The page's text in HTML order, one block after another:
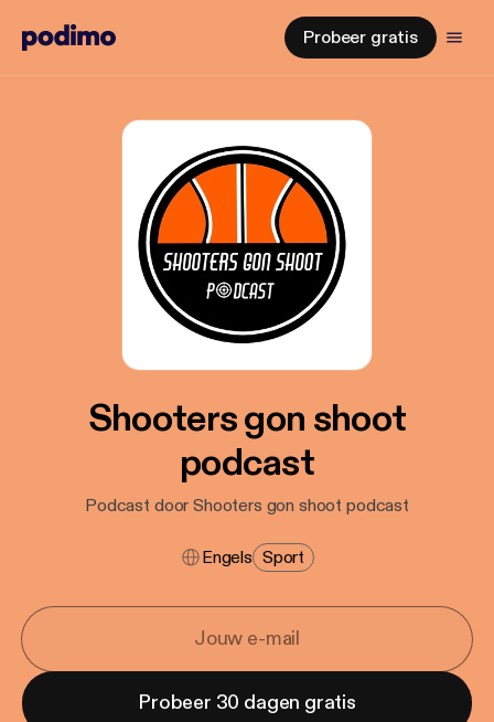
Probeer gratis
Shooters gon shoot
podcast
Podcast door Shooters gon shoot podcast
Engels Sport
Probeer 30 dagen gratis